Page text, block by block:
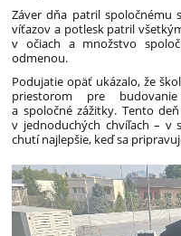
Záver dňa patril spoločnému
víťazov a potlesk patril
v očiach a množstvo
odmenou.
Podujatie opäť ukázalo, že
priestorom pre
a spoločné zážitky. Tento
v jednoduchých chvíľach – v
chutí najlepšie, keď sa